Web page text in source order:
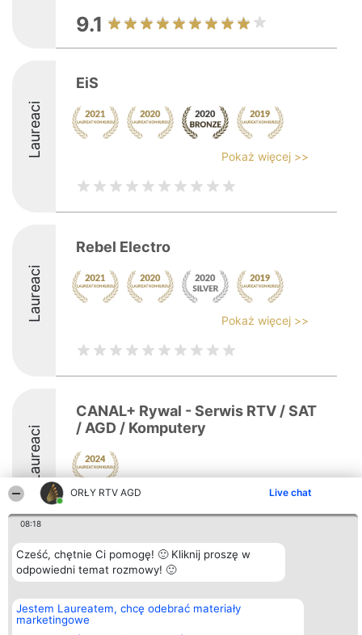
ORŁY RTV AGD Live chat
08:18
Cześć, chętnie Ci pomogę! 🙂 Kliknij proszę w
odpowiedni temat rozmowy! 🙂
Jestem Laureatem, chcę odebrać materiały
marketingowe
9.1
Laureaci
EiS
Pokaż więcej >>
Laureaci
Rebel Electro
Pokaż więcej >>
Laureaci
CANAL+ Rywal - Serwis RTV / SAT
/ AGD / Komputery
8.5
Organizator plebiscytu
Bright Side Solutions sp. z o.
ul. Ruska 22
Wrocław 50-079
KRS 0000749100 | Regon
Plebiscyt
Laureaci
wszystkich
Laureatów